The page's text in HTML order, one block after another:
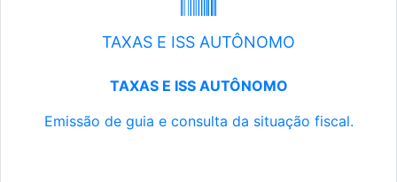
TAXAS E ISS AUTÔNOMO
TAXAS E ISS AUTÔNOMO
Emissão de guia e consulta da situação fiscal.